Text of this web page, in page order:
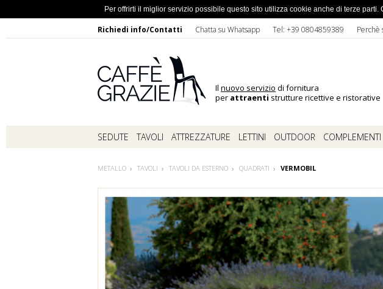
Richiedi info/Contatti Chatta su Whatsapp Tel: +39 0804859389 Perchè
Il nuovo servizio di fornitura
per attraenti strutture ricettive e ristorative
SEDUTE TAVOLI ATTREZZATURE LETTINI OUTDOOR COMPLEMENTI
METALLO TAVOLI TAVOLI DA ESTERNO QUADRATI VERMOBIL
Per offrirti il miglior servizio possibile questo sito utilizza cookie anche di terze